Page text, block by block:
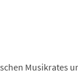
Musikrates